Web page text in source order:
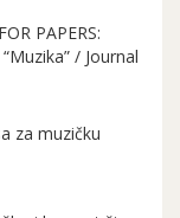
PAPERS:
/ Journal
za muzičku